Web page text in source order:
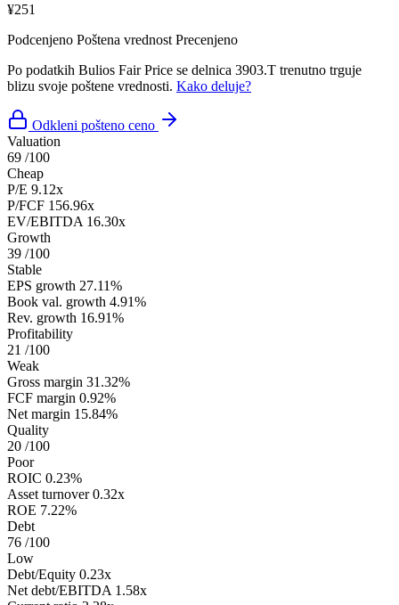
¥251
Podcenjeno Poštena vrednost Precenjeno
Po podatkih Bulios Fair Price se delnica 3903.T trenutno trguje
blizu svoje poštene vrednosti. Kako deluje?
Odkleni pošteno ceno
Valuation
69 /100
Cheap
P/E 9.12x
P/FCF 156.96x
EV/EBITDA 16.30x
Growth
39 /100
Stable
EPS growth 27.11%
Book val. growth 4.91%
Rev. growth 16.91%
Profitability
21 /100
Weak
Gross margin 31.32%
FCF margin 0.92%
Net margin 15.84%
Quality
20 /100
Poor
ROIC 0.23%
Asset turnover 0.32x
ROE 7.22%
Debt
76 /100
Low
Debt/Equity 0.23x
Net debt/EBITDA 1.58x